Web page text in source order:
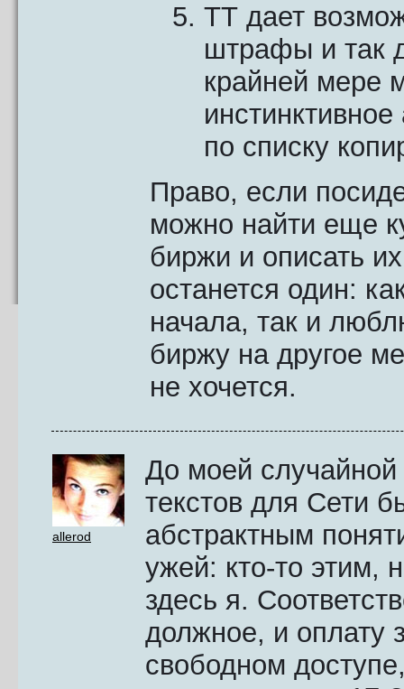
ТТ дает
штрафы и так
крайней мере
по списку
Право, если
можно найти еще
биржи и описать
останется один:
начала, так и
биржу на другое
не хочется.
allerod
До моей случайной
текстов для Сети
абстрактным
ужей: кто-то этим,
здесь я.
должное, и оплату
свободном